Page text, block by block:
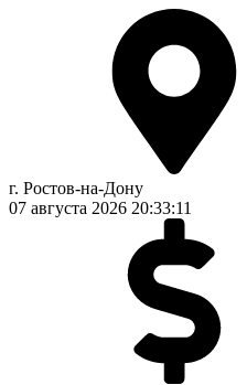
г. Ростов-на-Дону
07 августа 2026 20:33:12